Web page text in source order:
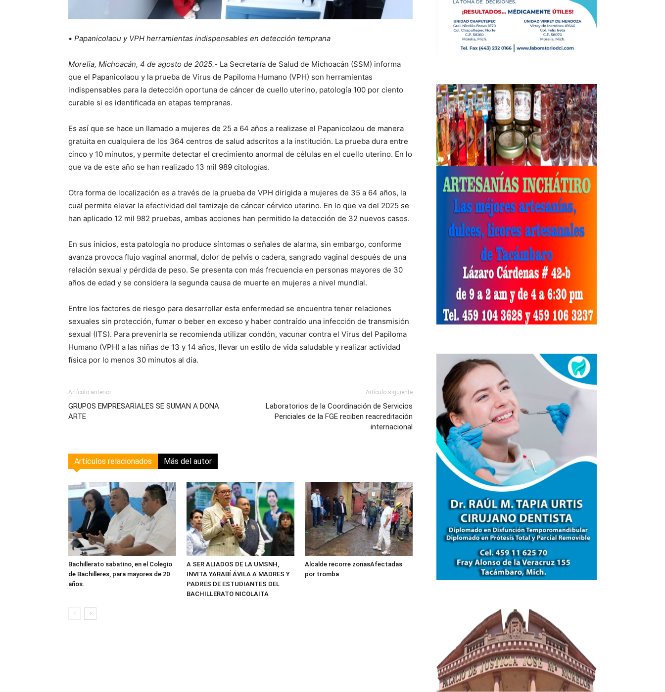
• Papanicolaou y VPH herramientas indispensables en detección temprana
Morelia, Michoacán, 4 de agosto de 2025.- La Secretaría de Salud de Michoacán (SSM) informa
que el Papanicolaou y la prueba de Virus de Papiloma Humano (VPH) son herramientas
indispensables para la detección oportuna de cáncer de cuello uterino, patología 100 por ciento
curable si es identificada en etapas tempranas.
Es así que se hace un llamado a mujeres de 25 a 64 años a realizase el Papanicolaou de manera
gratuita en cualquiera de los 364 centros de salud adscritos a la institución. La prueba dura entre
cinco y 10 minutos, y permite detectar el crecimiento anormal de células en el cuello uterino. En lo
que va de este año se han realizado 13 mil 989 citologías.
Otra forma de localización es a través de la prueba de VPH dirigida a mujeres de 35 a 64 años, la
cual permite elevar la efectividad del tamizaje de cáncer cérvico uterino. En lo que va del 2025 se
han aplicado 12 mil 982 pruebas, ambas acciones han permitido la detección de 32 nuevos casos.
En sus inicios, esta patología no produce síntomas o señales de alarma, sin embargo, conforme
avanza provoca flujo vaginal anormal, dolor de pelvis o cadera, sangrado vaginal después de una
relación sexual y pérdida de peso. Se presenta con más frecuencia en personas mayores de 30
años de edad y se considera la segunda causa de muerte en mujeres a nivel mundial.
Entre los factores de riesgo para desarrollar esta enfermedad se encuentra tener relaciones
sexuales sin protección, fumar o beber en exceso y haber contraído una infección de transmisión
sexual (ITS). Para prevenirla se recomienda utilizar condón, vacunar contra el Virus del Papiloma
Humano (VPH) a las niñas de 13 y 14 años, llevar un estilo de vida saludable y realizar actividad
física por lo menos 30 minutos al día.
Artículo anterior
GRUPOS EMPRESARIALES SE SUMAN A DONA
ARTE
Artículo siguiente
Laboratorios de la Coordinación de Servicios
Periciales de la FGE reciben reacreditación
internacional
Artículos relacionados Más del autor
Bachillerato sabatino, en el Colegio
de Bachilleres, para mayores de 20
años.
A SER ALIADOS DE LA UMSNH,
INVITA YARABÍ ÁVILA A MADRES Y
PADRES DE ESTUDIANTES DEL
BACHILLERATO NICOLAITA
Alcalde recorre zonasAfectadas
por tromba